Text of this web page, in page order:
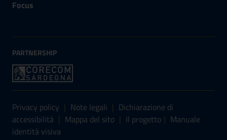
Focus
PARTNERSHIP
Sezione Link Utili
Privacy policy | Note legali | Dichiarazione di
accessibilità | Mappa del sito | Il progetto | Manuale
identità visiva